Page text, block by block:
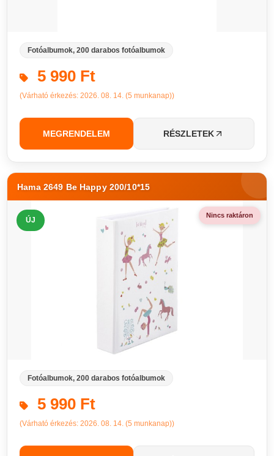
Fotóalbumok, 200 darabos fotóalbumok
5 990 Ft
(Várható érkezés: 2026. 08. 14. (5 munkanap))
MEGRENDELEM RÉSZLETEK
Hama 2649 Be Happy 200/10*15
ÚJ
Nincs raktáron
Fotóalbumok, 200 darabos fotóalbumok
5 990 Ft
(Várható érkezés: 2026. 08. 14. (5 munkanap))